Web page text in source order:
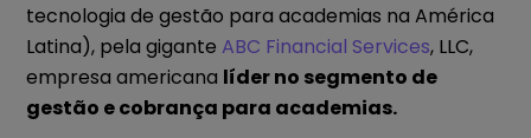
tecnologia de gestão para academias na América
Latina), pela gigante ABC Financial Services, LLC,
empresa americana líder no segmento de
gestão e cobrança para academias.